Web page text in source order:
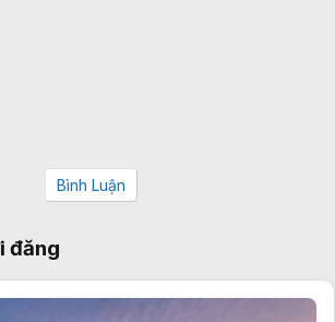
Bình Luận
đăng